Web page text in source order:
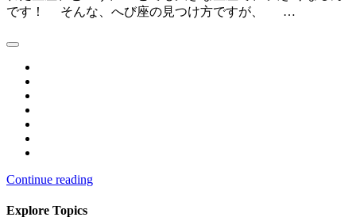
です！ そんな、へび座の見つけ方ですが、 …
Continue reading
Explore Topics